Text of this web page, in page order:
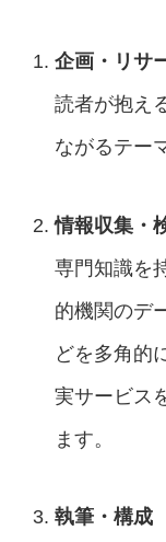
企画・リサ
読者が抱え
ながるテー
情報収集・
専門知識を
的機関のデ
どを多角的
実サービス
ます。
執筆・構成